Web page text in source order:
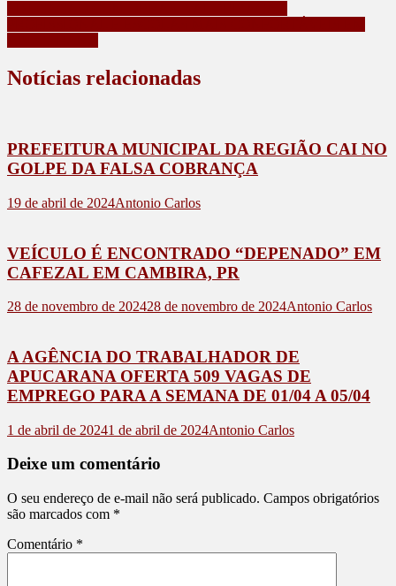
Notícias relacionadas
PREFEITURA MUNICIPAL DA REGIÃO CAI NO
GOLPE DA FALSA COBRANÇA
19 de abril de 2024Antonio Carlos
VEÍCULO É ENCONTRADO “DEPENADO” EM
CAFEZAL EM CAMBIRA, PR
28 de novembro de 202428 de novembro de 2024Antonio Carlos
A AGÊNCIA DO TRABALHADOR DE
APUCARANA OFERTA 509 VAGAS DE
EMPREGO PARA A SEMANA DE 01/04 A 05/04
1 de abril de 20241 de abril de 2024Antonio Carlos
Deixe um comentário
O seu endereço de e-mail não será publicado. Campos obrigatórios
são marcados com *
Comentário *